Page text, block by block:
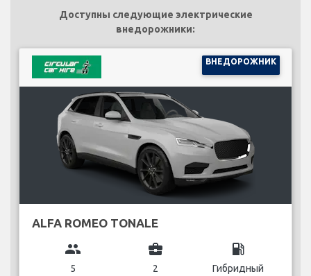
Доступны следующие электрические
внедорожники:
ВНЕДОРОЖНИК
ALFA ROMEO TONALE
group
5
business_center
2
local_gas_station
Гибридный